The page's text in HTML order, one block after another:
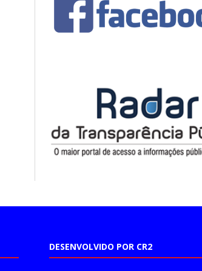
DESENVOLVIDO POR CR2